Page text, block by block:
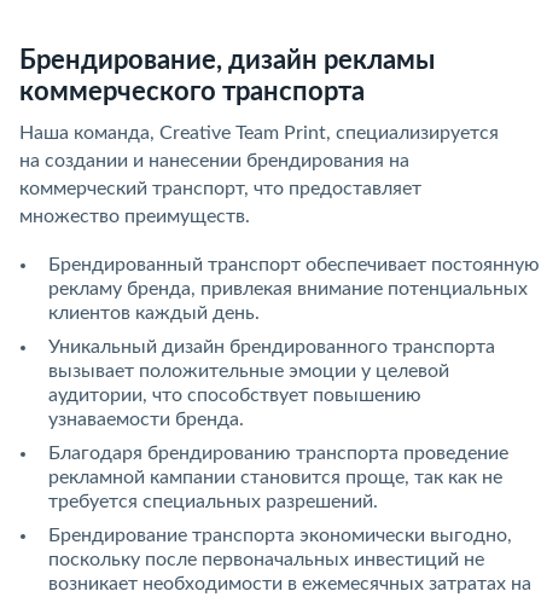
Брендирование, дизайн рекламы
коммерческого транспорта
Наша команда, Creative Team Print, специализируется
на создании и нанесении брендирования на
коммерческий транспорт, что предоставляет
множество преимуществ.
Брендированный транспорт обеспечивает постоянную
рекламу бренда, привлекая внимание потенциальных
клиентов каждый день.
Уникальный дизайн брендированного транспорта
вызывает положительные эмоции у целевой
аудитории, что способствует повышению
узнаваемости бренда.
Благодаря брендированию транспорта проведение
рекламной кампании становится проще, так как не
требуется специальных разрешений.
Брендирование транспорта экономически выгодно,
поскольку после первоначальных инвестиций не
возникает необходимости в ежемесячных затратах на